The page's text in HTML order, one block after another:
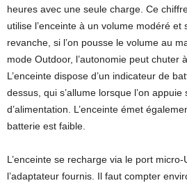
heures avec une seule charge. Ce
utilise l’enceinte à un volume modéré et
revanche, si l’on pousse le volume au
mode Outdoor, l’autonomie peut chuter
L’enceinte dispose d’un indicateur de
dessus, qui s’allume lorsque l’on appuie
d’alimentation. L’enceinte émet
batterie est faible.
L’enceinte se recharge via le port
l’adaptateur fournis. Il faut compter